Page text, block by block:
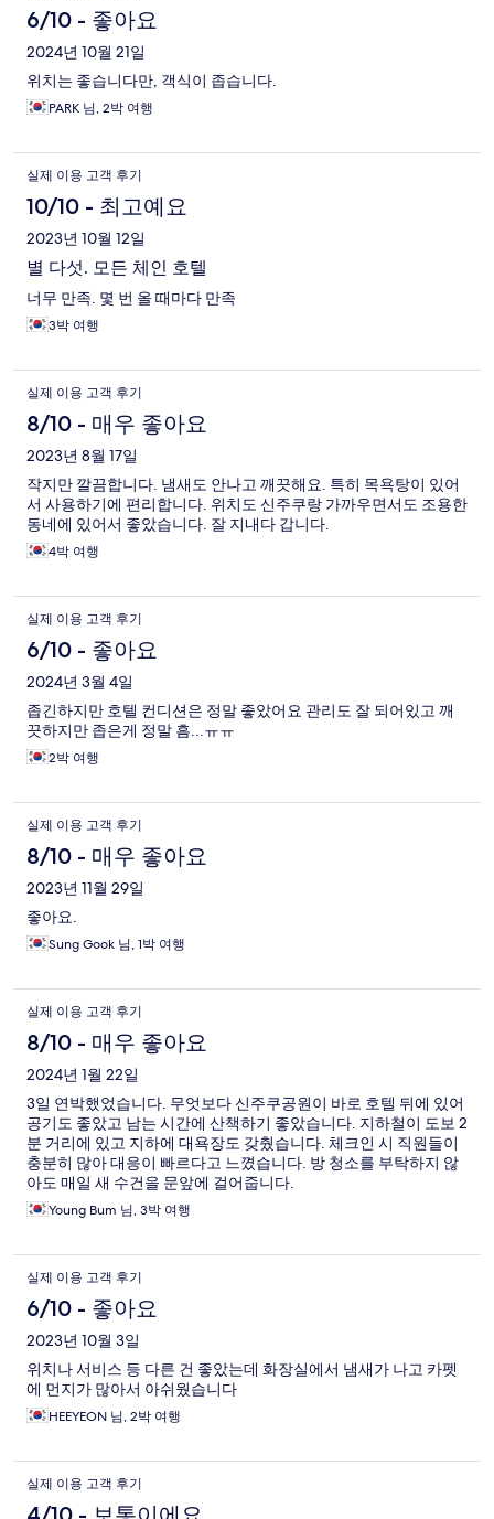
6/10 - 좋아요
2024년 10월 21일
위치는 좋습니다만, 객식이 좁습니다.
PARK 님, 2박 여행
실제 이용 고객 후기
10/10 - 최고예요
2023년 10월 12일
별 다섯. 모든 체인 호텔
너무 만족. 몇 번 올 때마다 만족
3박 여행
실제 이용 고객 후기
8/10 - 매우 좋아요
2023년 8월 17일
작지만 깔끔합니다. 냄새도 안나고 깨끗해요. 특히 목욕탕이 있어
서 사용하기에 편리합니다. 위치도 신주쿠랑 가까우면서도 조용한
동네에 있어서 좋았습니다. 잘 지내다 갑니다.
4박 여행
실제 이용 고객 후기
6/10 - 좋아요
2024년 3월 4일
좁긴하지만 호텔 컨디션은 정말 좋았어요 관리도 잘 되어있고 깨
끗하지만 좁은게 정말 흠...ㅠㅠ
2박 여행
실제 이용 고객 후기
8/10 - 매우 좋아요
2023년 11월 29일
좋아요.
Sung Gook 님, 1박 여행
실제 이용 고객 후기
8/10 - 매우 좋아요
2024년 1월 22일
3일 연박했었습니다. 무엇보다 신주쿠공원이 바로 호텔 뒤에 있어
공기도 좋았고 남는 시간에 산책하기 좋았습니다. 지하철이 도보 2
분 거리에 있고 지하에 대욕장도 갖췄습니다. 체크인 시 직원들이
충분히 많아 대응이 빠르다고 느꼈습니다. 방 청소를 부탁하지 않
아도 매일 새 수건을 문앞에 걸어줍니다.
Young Bum 님, 3박 여행
실제 이용 고객 후기
6/10 - 좋아요
2023년 10월 3일
위치나 서비스 등 다른 건 좋았는데 화장실에서 냄새가 나고 카펫
에 먼지가 많아서 아쉬웠습니다
HEEYEON 님, 2박 여행
실제 이용 고객 후기